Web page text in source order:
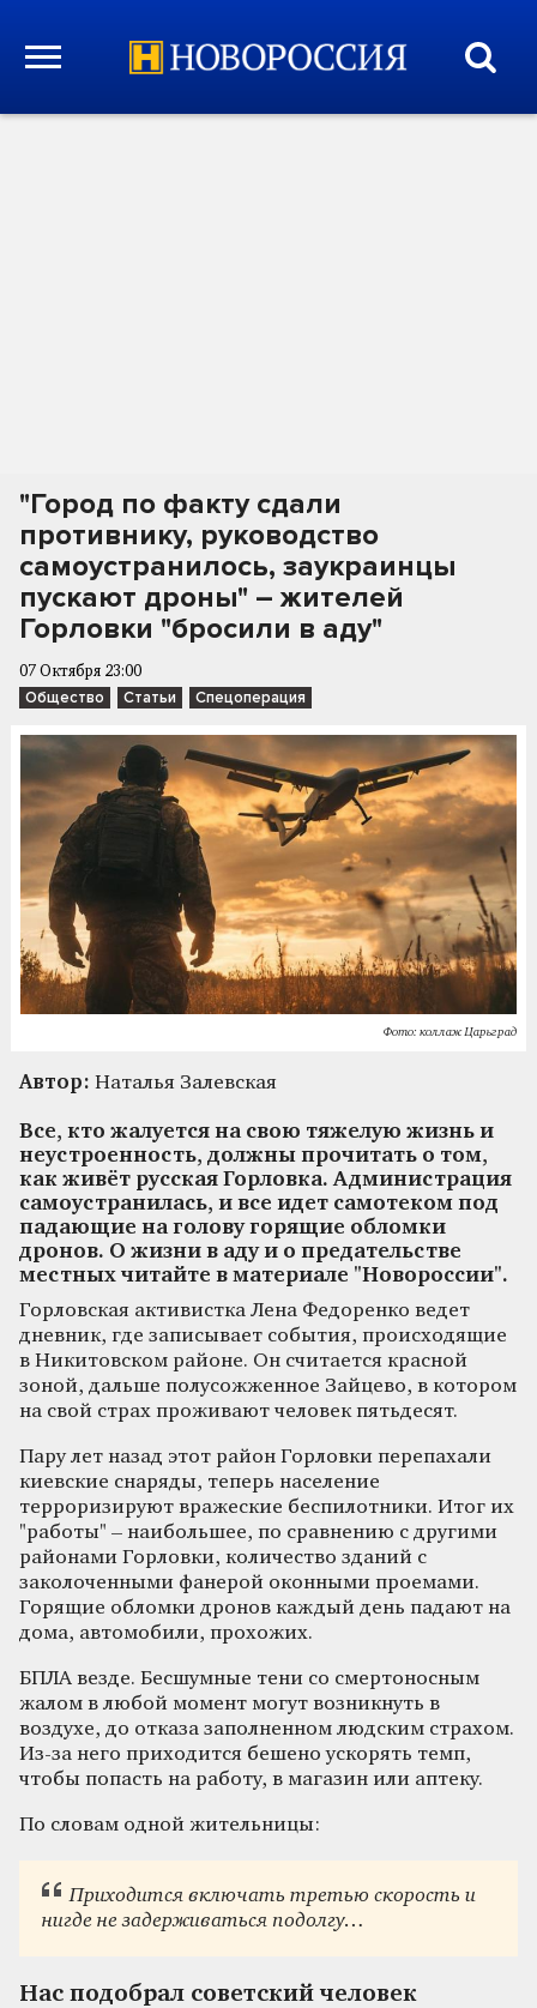
"Город по факту сдали
противнику, руководство
самоустранилось, заукраинцы
пускают дроны" – жителей
Горловки "бросили в аду"
07 Октября 23:00
Общество Статьи Спецоперация
Фото: коллаж Царьград
Автор: Наталья Залевская
Все, кто жалуется на свою тяжелую жизнь и
неустроенность, должны прочитать о том,
как живёт русская Горловка. Администрация
самоустранилась, и все идет самотеком под
падающие на голову горящие обломки
дронов. О жизни в аду и о предательстве
местных читайте в материале "Новороссии".
Горловская активистка Лена Федоренко ведет
дневник, где записывает события, происходящие
в Никитовском районе. Он считается красной
зоной, дальше полусожженное Зайцево, в котором
на свой страх проживают человек пятьдесят.
Пару лет назад этот район Горловки перепахали
киевские снаряды, теперь население
терроризируют вражеские беспилотники. Итог их
"работы" – наибольшее, по сравнению с другими
районами Горловки, количество зданий с
заколоченными фанерой оконными проемами.
Горящие обломки дронов каждый день падают на
дома, автомобили, прохожих.
БПЛА везде. Бесшумные тени со смертоносным
жалом в любой момент могут возникнуть в
воздухе, до отказа заполненном людским страхом.
Из-за него приходится бешено ускорять темп,
чтобы попасть на работу, в магазин или аптеку.
По словам одной жительницы:
Приходится включать третью скорость и
нигде не задерживаться подолгу…
Нас подобрал советский человек